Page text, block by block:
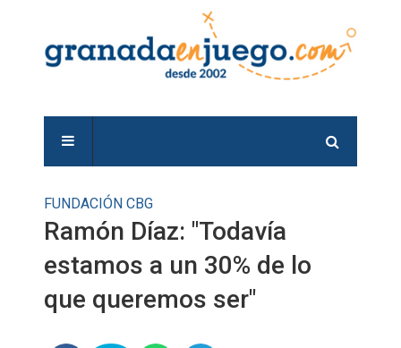
FUNDACIÓN CBG
Ramón Díaz: "Todavía
estamos a un 30% de lo
que queremos ser"